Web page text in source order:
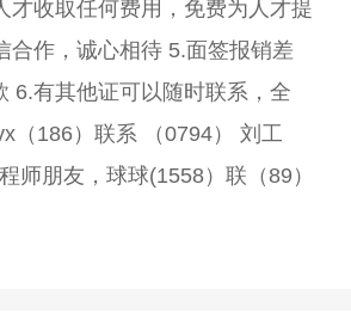
才收取任何费用，免费为人才提
合作，诚心相待 5.面签报销差
6.有其他证可以随时联系，全
（186）联系 （0794） 刘工
师朋友，球球(1558）联（89）